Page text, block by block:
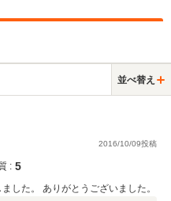
並べ替え
2016/10/09投稿
: 5
した。 ありがとうございました。